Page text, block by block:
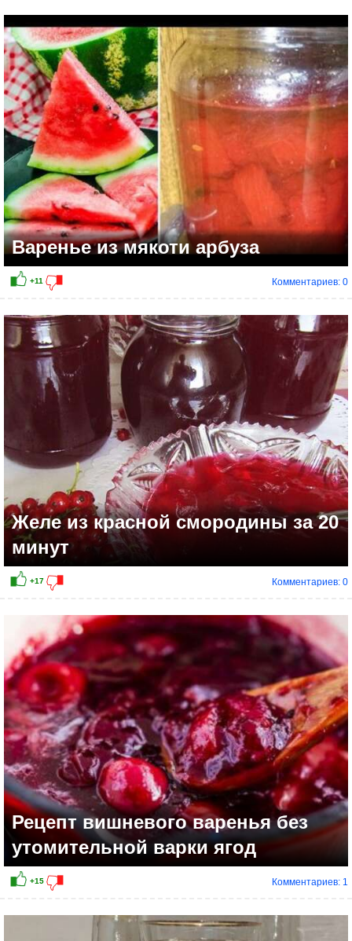
+5
+12
Варенье из мякоти арбуза
Комментариев: 0
Желе из красной смородины за 20
минут
Комментариев: 0
Рецепт вишневого варенья без
утомительной варки ягод
Комментариев: 1